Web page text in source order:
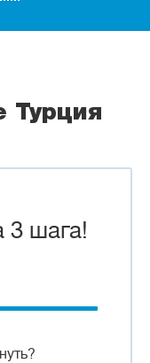
Турция
3 шага!